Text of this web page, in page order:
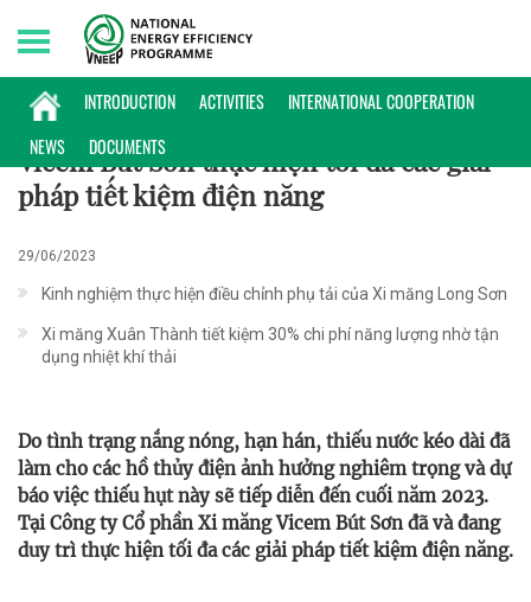
INTRODUCTION ACTIVITIES
INTERNATIONAL COOPERATION
NEWS
DOCUMENTS
Friday, 07/08/2026 | 13:56 GMT+7
KINH NGHIỆM
Vicem Bút Sơn thực hiện tối đa các giải
pháp tiết kiệm điện năng
29/06/2023
Kinh nghiệm thực hiện điều chỉnh phụ tải của Xi măng Long Sơn
Xi măng Xuân Thành tiết kiệm 30% chi phí năng lượng nhờ tận
dụng nhiệt khí thải
Do tình trạng nắng nóng, hạn hán, thiếu nước kéo dài đã
làm cho các hồ thủy điện ảnh hưởng nghiêm trọng và dự
báo việc thiếu hụt này sẽ tiếp diễn đến cuối năm 2023.
Tại Công ty Cổ phần Xi măng Vicem Bút Sơn đã và đang
duy trì thực hiện tối đa các giải pháp tiết kiệm điện năng.